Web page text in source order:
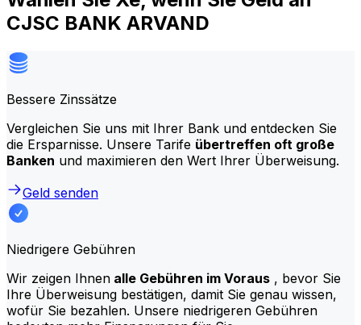
CJSC BANK ARVAND
Bessere Zinssätze
Vergleichen Sie uns mit Ihrer Bank und entdecken Sie
die Ersparnisse. Unsere Tarife übertreffen oft große
Banken und maximieren den Wert Ihrer Überweisung.
Geld senden
Niedrigere Gebühren
Wir zeigen Ihnen alle Gebühren im Voraus , bevor Sie
Ihre Überweisung bestätigen, damit Sie genau wissen,
wofür Sie bezahlen. Unsere niedrigeren Gebühren